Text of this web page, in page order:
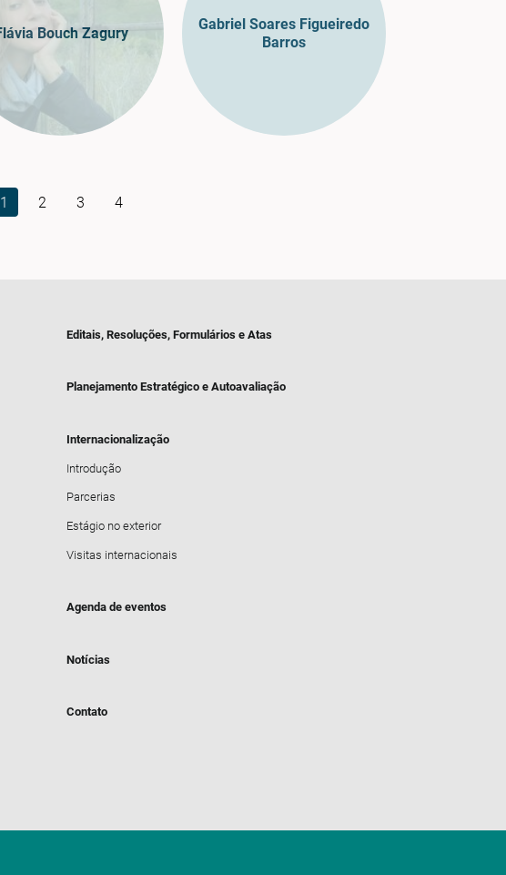
Bouch Zagury
Gabriel Soares Figueiredo
Barros
1 2 3 4
Editais, Resoluções, Formulários e Atas
Planejamento Estratégico e Autoavaliação
Internacionalização
Introdução
Parcerias
Estágio no exterior
Visitas internacionais
Agenda de eventos
Notícias
Contato